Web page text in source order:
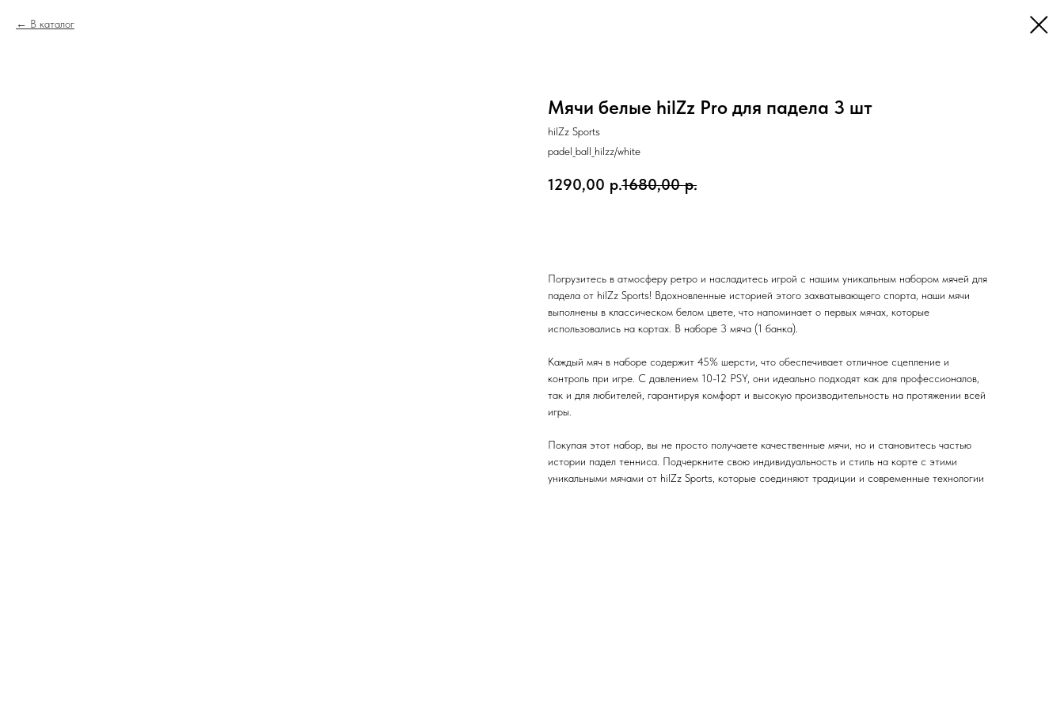
В каталог
Мячи белые hilZz Pro для падела 3 шт
hilZz Sports
padel_ball_hilzz/white
1290,00 р.1680,00 р.
Погрузитесь в атмосферу ретро и насладитесь игрой с нашим уникальным набором мячей для
падела от hilZz Sports! Вдохновленные историей этого захватывающего спорта, наши мячи
выполнены в классическом белом цвете, что напоминает о первых мячах, которые
использовались на кортах. В наборе 3 мяча (1 банка).
Каждый мяч в наборе содержит 45% шерсти, что обеспечивает отличное сцепление и
контроль при игре. С давлением 10-12 PSY, они идеально подходят как для профессионалов,
так и для любителей, гарантируя комфорт и высокую производительность на протяжении всей
игры.
Покупая этот набор, вы не просто получаете качественные мячи, но и становитесь частью
истории падел тенниса. Подчеркните свою индивидуальность и стиль на корте с этими
уникальными мячами от hilZz Sports, которые соединяют традиции и современные технологии